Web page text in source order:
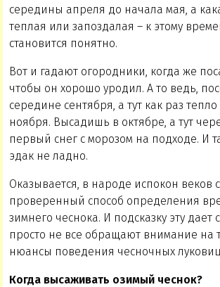
середины апреля до начала мая, а
теплая или запоздалая – к этому
становится понятно.
Вот и гадают огородники, когда же
чтобы он хорошо уродил. А то ведь,
середине сентября, а тут как раз
ноября. Высадишь в октябре, а тут
первый снег с морозом на подходе. И
эдак не ладно.
Оказывается, в народе испокон веков
проверенный способ определения
зимнего чеснока. И подсказку эту дает
просто не все обращают внимание на
нюансы поведения чесночных
Когда высаживать озимый чеснок?